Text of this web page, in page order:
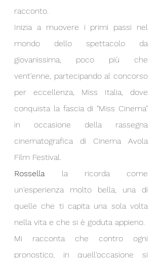
racconto.
Inizia a muovere i primi passi nel
mondo dello spettacolo da
giovanissima, poco più che
vent'enne, partecipando al concorso
per eccellenza, Miss Italia, dove
conquista la fascia di "Miss Cinema"
in occasione della rassegna
cinematografica di Cinema Avola
Film Festival.
Rossella la ricorda come
un'esperienza molto bella, una di
quelle che ti capita una sola volta
nella vita e che si è goduta appieno.
Mi racconta che contro ogni
pronostico, in quell'occasione si